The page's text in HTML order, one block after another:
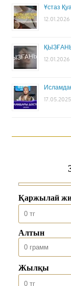
Ұстаз
12.01.2026
12.01.2026
17.05.2025